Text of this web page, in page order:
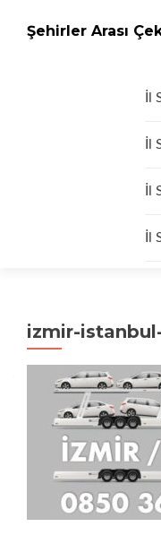
Şehirler Arası
İl
İl
İl
İl
izmir-